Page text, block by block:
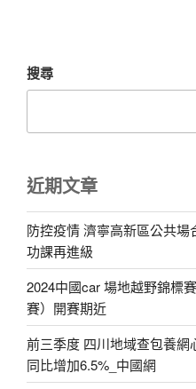
搜尋
近期文章
防控疫情 濟寧高新區公共
功課再進級
2024中國car 場地越野錦標
賽）開賽期近
前三季度 四川地域查包養網
同比增加6.5%_中國網